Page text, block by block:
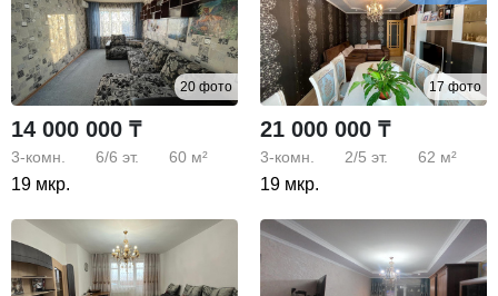
20 фото
14 000 000 ₸
3-комн. 6/6 эт. 60 м²
19 мкр.
17 фото
21 000 000 ₸
3-комн. 2/5 эт. 62 м²
19 мкр.